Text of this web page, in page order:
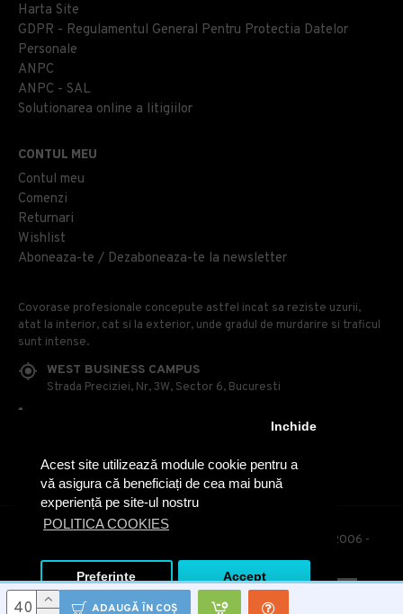
Acest site utilizează module cookie pentru a
vă asigura că beneficiați de cea mai bună
experiență pe site-ul nostru
POLITICA COOKIES
Inchide
Preferinte Accept
ADAUGĂ ÎN COŞ
Harta Site
GDPR - Regulamentul General Pentru Protectia Datelor
Personale
ANPC
ANPC - SAL
Solutionarea online a litigiilor
CONTUL MEU
Contul meu
Comenzi
Returnari
Wishlist
Aboneaza-te / Dezaboneaza-te la newsletter
Covorase profesionale concepute astfel incat sa reziste uzurii,
atat la interior, cat si la exterior, unde gradul de murdarire si traficul
sunt intense.
WEST BUSINESS CAMPUS
Strada Preciziei, Nr, 3W, Sector 6, Bucuresti
OFFICE@COVOARE-PROFESIONALE.RO
© Covoare Profesionale - Toate drepturile rezervate. 2006 -